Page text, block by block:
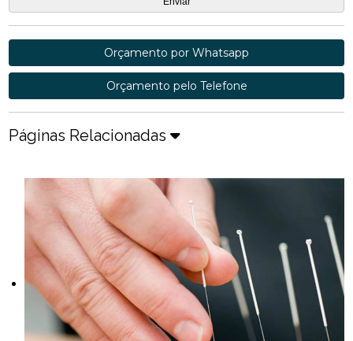
Orçamento por Whatsapp
Orçamento pelo Telefone
Páginas Relacionadas